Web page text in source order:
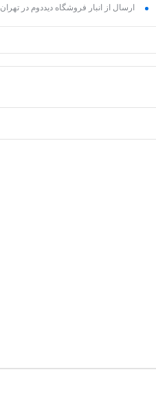
ارسال از انبار فروشگاه دیددوم در تهران